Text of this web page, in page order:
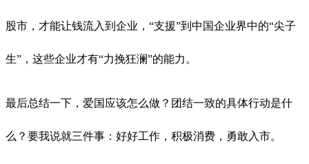
股市，才能让钱流入到企业，“支援”到中国企业界中的“尖子
生”，这些企业才有“力挽狂澜”的能力。
最后总结一下，爱国应该怎么做？团结一致的具体行动是什
么？要我说就三件事：好好工作，积极消费，勇敢入市。